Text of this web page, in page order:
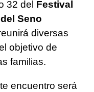
32 del Festival
Seno
diversas
objetivo de
familias.
encuentro será